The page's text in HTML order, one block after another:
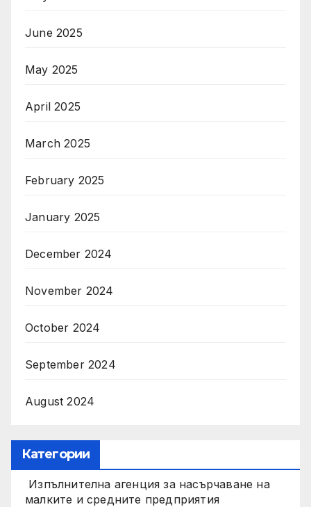
June 2025
May 2025
April 2025
March 2025
February 2025
January 2025
December 2024
November 2024
October 2024
September 2024
August 2024
Категории
Изпълнителна агенция за насърчаване на
малките и средните предприятия